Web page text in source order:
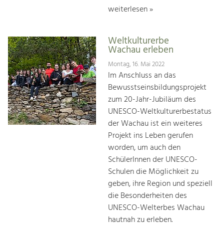
weiterlesen »
Weltkulturerbe
Wachau erleben
Montag, 16. Mai 2022
Im Anschluss an das
Bewusstseinsbildungsprojekt
zum 20-Jahr-Jubiläum des
UNESCO-Weltkulturerbestatus
der Wachau ist ein weiteres
Projekt ins Leben gerufen
worden, um auch den
SchülerInnen der UNESCO-
Schulen die Möglichkeit zu
geben, ihre Region und speziell
die Besonderheiten des
UNESCO-Welterbes Wachau
hautnah zu erleben.